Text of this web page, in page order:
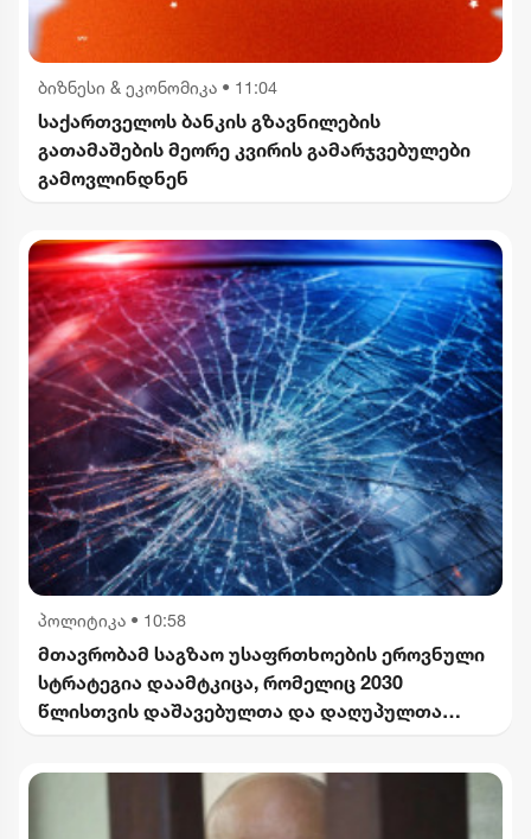
ბიზნესი & ეკონომიკა • 11:04
საქართველოს ბანკის გზავნილების
გათამაშების მეორე კვირის გამარჯვებულები
გამოვლინდნენ
პოლიტიკა • 10:58
მთავრობამ საგზაო უსაფრთხოების ეროვნული
სტრატეგია დაამტკიცა, რომელიც 2030
წლისთვის დაშავებულთა და დაღუპულთა
ითვალისწინებს